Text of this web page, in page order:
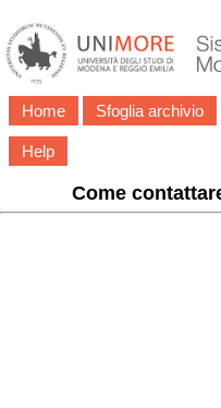
Home Sfoglia archivio
Help
Come